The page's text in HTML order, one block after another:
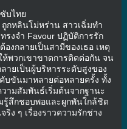
บไทย
กหลินโม่หร่าน สาวเฉิ่มทำ
รงจำ Favour ปฏิบัติการรัก
งกลายเป็นสามีของเธอ เหตุ
ห้พวกเขาขาดการติดต่อกัน จน
ายเป็นผู้บริหารระดับสูงของ
บขันมาหลายต่อหลายครั้ง ทั้ง
วามสัมพันธ์เริ่มต้นจากฐานะ
รู้สึกชอบพอและผูกพันใกล้ชิด
ง ๆ เรื่องราวความรักช่าง